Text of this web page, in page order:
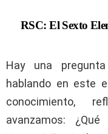
RSC: El Sexto
Hay una
hablando en este
conocimiento,
avanzamos: